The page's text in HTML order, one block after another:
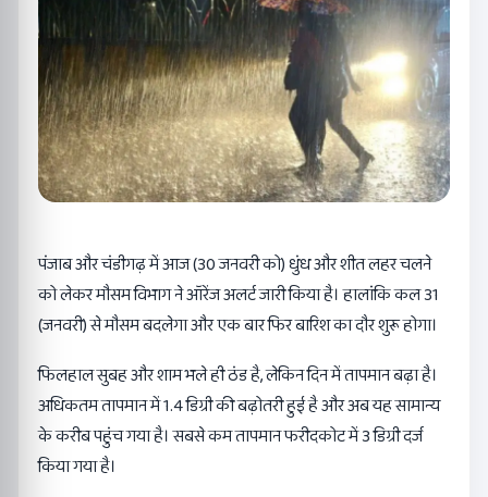
पंजाब और चंडीगढ़ में आज (30 जनवरी को) धुंध और शीत लहर चलने
को लेकर मौसम विभाग ने ऑरेंज अलर्ट जारी किया है। हालांकि कल 31
(जनवरी) से मौसम बदलेगा और एक बार फिर बारिश का दौर शुरू होगा।
फिलहाल सुबह और शाम भले ही ठंड है, लेकिन दिन में तापमान बढ़ा है।
अधिकतम तापमान में 1.4 डिग्री की बढ़ोतरी हुई है और अब यह सामान्य
के करीब पहुंच गया है। सबसे कम तापमान फरीदकोट में 3 डिग्री दर्ज
किया गया है।